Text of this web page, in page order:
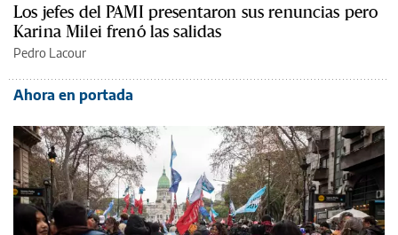
Los jefes del PAMI presentaron sus renuncias pero
Karina Milei frenó las salidas
Pedro Lacour
Ahora en portada